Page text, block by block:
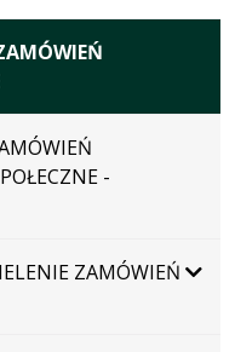
-
ZAMÓWIEŃ